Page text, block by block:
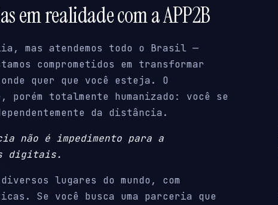
em realidade com a APP2B
mas atendemos todo o Brasil —
comprometidos em transformar
quer que você esteja. O
porém totalmente humanizado: você se
da distância.
não é impedimento para a
digitais.
lugares do mundo, com
Se você busca uma parceria que